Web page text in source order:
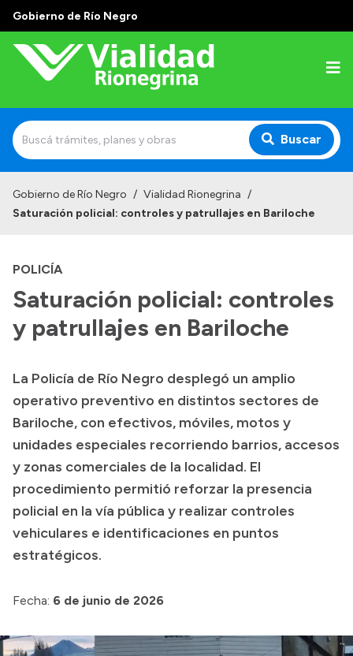
Gobierno de Río Negro
Buscar
Funciones
Delegaciones
Normativa
Mi Vial
Recibos de sueldo
Correo oficial
Gobierno de Río Negro / Vialidad Rionegrina /
Saturación policial: controles y patrullajes en Bariloche
POLICÍA
Saturación policial: controles
y patrullajes en Bariloche
La Policía de Río Negro desplegó un amplio
operativo preventivo en distintos sectores de
Bariloche, con efectivos, móviles, motos y
unidades especiales recorriendo barrios, accesos
y zonas comerciales de la localidad. El
procedimiento permitió reforzar la presencia
policial en la vía pública y realizar controles
vehiculares e identificaciones en puntos
estratégicos.
Fecha: 6 de junio de 2026